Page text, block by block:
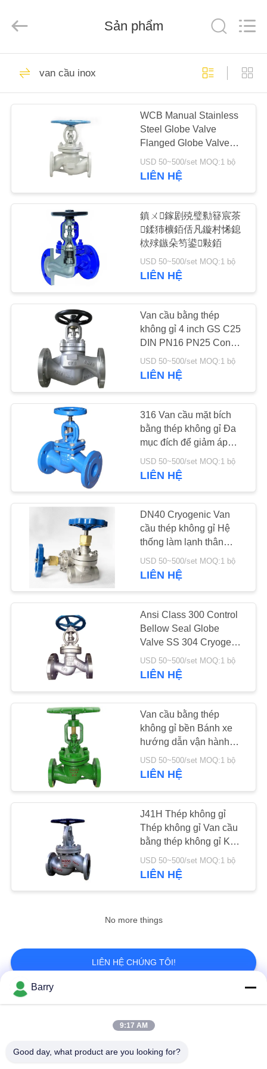
NHÀ
SẢN
CHÚNG
TÔI
CHUYẾN
THAM
QUAN
NHÀ
KIỂM
SOÁT
CHẤT
LƯỢNG
VỚI
CHÚNG
TỨC
TRANG
Automation
Equipment
All
Reserved.
Bộ điều chỉnh áp
suất khí
Fisher Gas
Regulator
44
Máy phát áp suất
chênh lệch
Bẫy hơi DSC
15
Van bi thép không gỉ
van cổng nước
18
van cầu inox
Van bướm nước
Sản phẩm
van cầu inox
WCB Manual Stainless
Steel Globe Valve
Flanged Globe Valve
DN100 Face To Face
USD 50~500/set MOQ:1 bộ
LIÊN HỆ
鎮ㄨ鎵剧殑璧勬簮宸茶
鍒犻櫎銆佸凡鏇村悕鎴
栨殏鏃朵笉鍙敤銆
USD 50~500/set MOQ:1 bộ
LIÊN HỆ
Van cầu bằng thép
không gỉ 4 inch GS C25
DIN PN16 PN25 Con
dấu ống thổi hơi khí
USD 50~500/set MOQ:1 bộ
LIÊN HỆ
316 Van cầu mặt bích
bằng thép không gỉ Đa
mục đích để giảm áp
suất
USD 50~500/set MOQ:1 bộ
LIÊN HỆ
DN40 Cryogenic Van
cầu thép không gỉ Hệ
thống làm lạnh thân
ngắn
USD 50~500/set MOQ:1 bộ
LIÊN HỆ
Ansi Class 300 Control
Bellow Seal Globe
Valve SS 304 Cryogenic
Globe Valve
USD 50~500/set MOQ:1 bộ
LIÊN HỆ
Van cầu bằng thép
không gỉ bền Bánh xe
hướng dẫn vận hành
cho hơi nước
USD 50~500/set MOQ:1 bộ
LIÊN HỆ
J41H Thép không gỉ
Thép không gỉ Van cầu
bằng thép không gỉ Kết
nối mặt bích Van cầu ren
USD 50~500/set MOQ:1 bộ
LIÊN HỆ
No more things
LIÊN HỆ CHÚNG TÔI!
Danh mục phổ biến
Bộ điều chỉnh áp suất
Fisher Gas Regulator
Barry
9:17 AM
Good day, what product are you looking for?